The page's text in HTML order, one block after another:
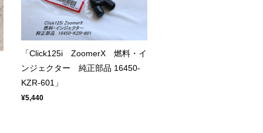
「Click125i ZoomerX 燃料・イ
ンジェクター 純正部品 16450-
KZR-601」
¥5,440